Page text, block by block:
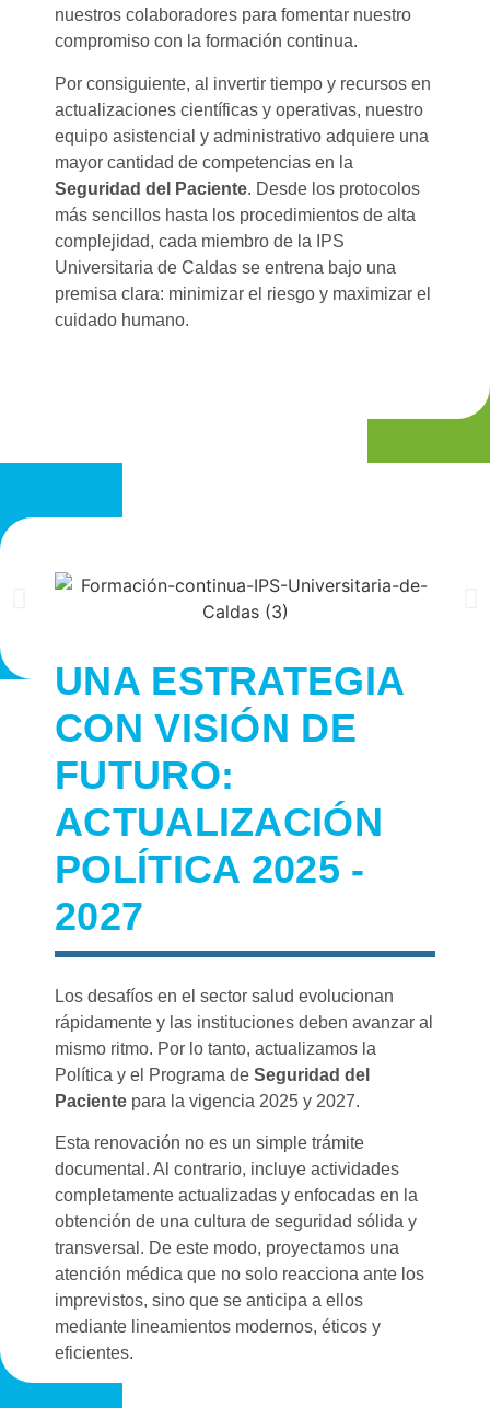
nuestros colaboradores para fomentar nuestro
compromiso con la formación continua.
Por consiguiente, al invertir tiempo y recursos en
actualizaciones científicas y operativas, nuestro
equipo asistencial y administrativo adquiere una
mayor cantidad de competencias en la
Seguridad del Paciente. Desde los protocolos
más sencillos hasta los procedimientos de alta
complejidad, cada miembro de la IPS
Universitaria de Caldas se entrena bajo una
premisa clara: minimizar el riesgo y maximizar el
cuidado humano.
UNA ESTRATEGIA
CONVISIÓN DE
FUTURO:
ACTUALIZACIÓN
POLÍTICA 2025 -
2027
Los desafíos en el sector salud evolucionan
rápidamente y las instituciones deben avanzar al
mismo ritmo. Por lo tanto, actualizamos la
Política y el Programa de Seguridad del
Paciente para la vigencia 2025 y 2027.
Esta renovación no es un simple trámite
documental. Al contrario, incluye actividades
completamente actualizadas y enfocadas en la
obtención de una cultura de seguridad sólida y
transversal. De este modo, proyectamos una
atención médica que no solo reacciona ante los
imprevistos, sino que se anticipa a ellos
mediante lineamientos modernos, éticos y
eficientes.